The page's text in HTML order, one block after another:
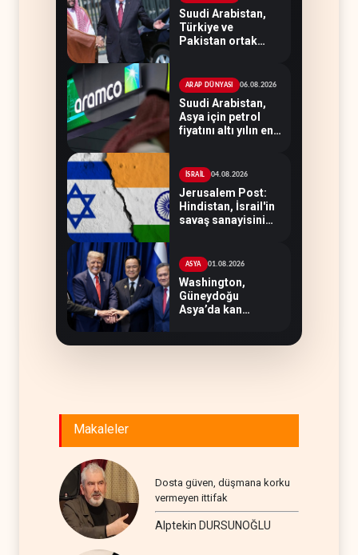
Suudi Arabistan,
Türkiye ve
Pakistan ortak
imzaladı
ARAP DÜNYASI 06.08.2026
Suudi Arabistan,
Asya için petrol
fiyatını altı yılın en
İSRAİL 04.08.2026
Jerusalem Post:
Hindistan, İsrail'in
savaş sanayisini
ASYA 01.08.2026
Washington,
Güneydoğu
Asya’da kan
Makaleler
Dosta güven, düşmana korku
vermeyen ittifak
Alptekin DURSUNOĞLU